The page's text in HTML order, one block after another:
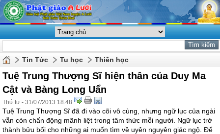
Tin Tức Tu học Thiền học
Tuệ Trung Thượng Sĩ hiện thân của Duy Ma
Cật và Bàng Long Uẩn
Thứ tư - 31/07/2013 18:48
Tuệ Trung Thượng Sĩ đã đi vào cõi vô cùng, nhưng ngữ lục của ngài
vẫn còn chấn động mãnh liệt trong tâm thức mỗi người. Ngữ lục trở
thành bửu bối cho những ai muốn tìm về uyên nguyên giác ngộ. Để